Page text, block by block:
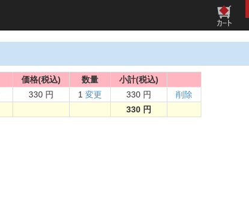
価格(税込) 数量
小計(税込)
330 円 1 変更 330 円
削除
330 円